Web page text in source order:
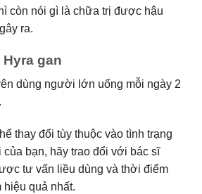
còn nói gì là chữa trị được hậu
ra.
gan
dùng người lớn uống mỗi ngày 2
thay đổi tùy thuộc vào tình trạng
bạn, hãy trao đổi với bác sĩ
tư vấn liều dùng và thời điểm
quả nhất.